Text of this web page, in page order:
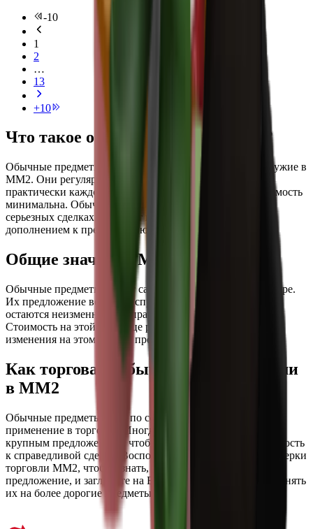
-10
1
2
…
13
+10
Что такое общая редкость в MM2?
Обычные предметы - это наиболее часто получаемое оружие в
MM2. Они регулярно выпадают из ящиков и доступны
практически каждому игроку, поэтому их торговая стоимость
минимальна. Обычные предметы редко используются в
серьезных сделках, но могут послужить небольшим
дополнением к предложению.
Общие значения MM2
Обычные предметы имеют самую низкую стоимость в игре.
Их предложение велико, а спрос низок, поэтому цены
остаются неизменными и практически не меняются.
Стоимость на этой странице регулярно обновляется, хотя
изменения на этом уровне происходят редко.
Как торговать обычными предметами
в MM2
Обычные предметы сами по себе имеют ограниченное
применение в торговле. Иногда их добавляют к более
крупным предложениям, чтобы приблизить общую стоимость
к справедливой сделке. Воспользуйтесь программой проверки
торговли MM2, чтобы узнать, как они влияют на
предложение, и загляните на BloxSwaps, если хотите обменять
их на более дорогие предметы.